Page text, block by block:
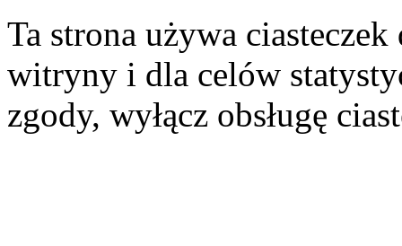
Ta strona używa
witryny i dla celów
zgody, wyłącz obsługę